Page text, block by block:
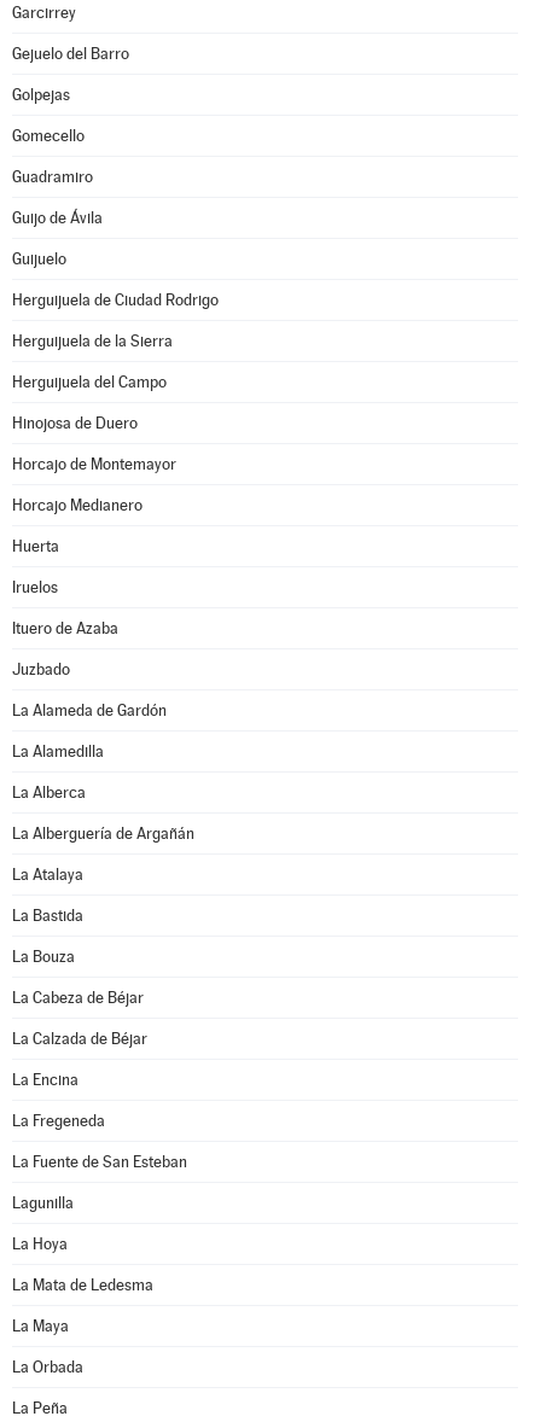
Garcirrey
Gejuelo del Barro
Golpejas
Gomecello
Guadramiro
Guijo de Ávila
Guijuelo
Herguijuela de Ciudad Rodrigo
Herguijuela de la Sierra
Herguijuela del Campo
Hinojosa de Duero
Horcajo de Montemayor
Horcajo Medianero
Huerta
Iruelos
Ituero de Azaba
Juzbado
La Alameda de Gardón
La Alamedilla
La Alberca
La Alberguería de Argañán
La Atalaya
La Bastida
La Bouza
La Cabeza de Béjar
La Calzada de Béjar
La Encina
La Fregeneda
La Fuente de San Esteban
Lagunilla
La Hoya
La Mata de Ledesma
La Maya
La Orbada
La Peña